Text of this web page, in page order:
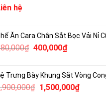
hệ
Ăn Cara Chân Sắt Bọc Vải Nỉ
₫ Giá
680,000₫.
400,000₫Giá
là:
400,000₫.
Trưng Bày Khung Sắt Vòng
₫ Giá
1,500,000₫Giá